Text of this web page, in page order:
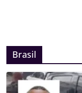
Brasil